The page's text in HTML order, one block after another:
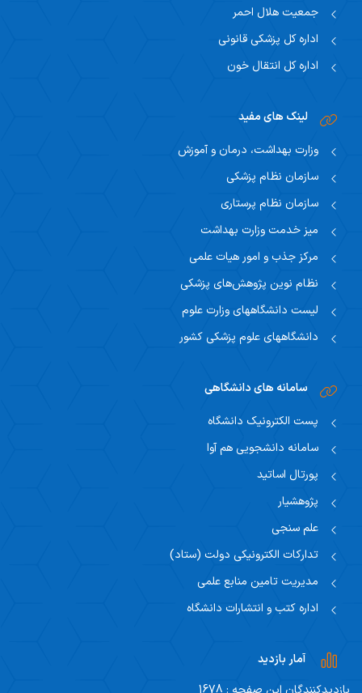
جمعیت هلال احمر
اداره کل پزشکی قانونی
اداره کل انتقال خون
لینک های مفید
وزارت بهداشت، درمان و آموزش
سازمان نظام پزشکی
سازمان نظام پرستاری
میز خدمت وزارت بهداشت
مرکز جذب و امور هیات علمی
نظام نوین پژوهش‌های پزشکی
لیست دانشگاههای وزارت علوم
دانشگاههای علوم پزشکی کشور
سامانه های دانشگاهی
پست الکترونیک دانشگاه
سامانه دانشجویی هم آوا
پورتال اساتید
پژوهشیار
علم سنجی
تدارکات الکترونیکی دولت (ستاد)
مدیریت تامین منابع علمی
اداره کتب و انتشارات دانشگاه
آمار بازدید